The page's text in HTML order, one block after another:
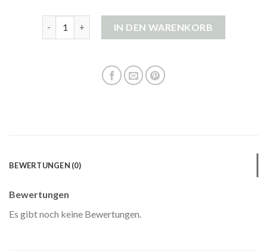
IN DEN WARENKORB
BEWERTUNGEN (0)
Bewertungen
Es gibt noch keine Bewertungen.